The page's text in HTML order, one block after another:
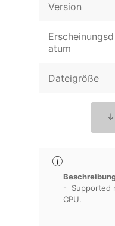
Version
Erscheinungsd
atum
Dateigröße
- Supported
CPU.